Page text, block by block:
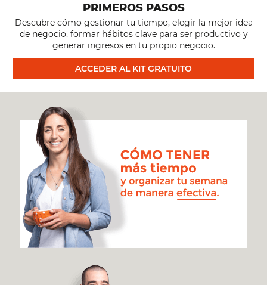
ANSIEDAD
Y
CON
CLARO)
[#565]
PRIMEROS PASOS
Descubre cómo gestionar tu tiempo, elegir la mejor idea
de negocio, formar hábitos clave para ser productivo y
generar ingresos en tu propio negocio.
ACCEDER AL KIT GRATUITO